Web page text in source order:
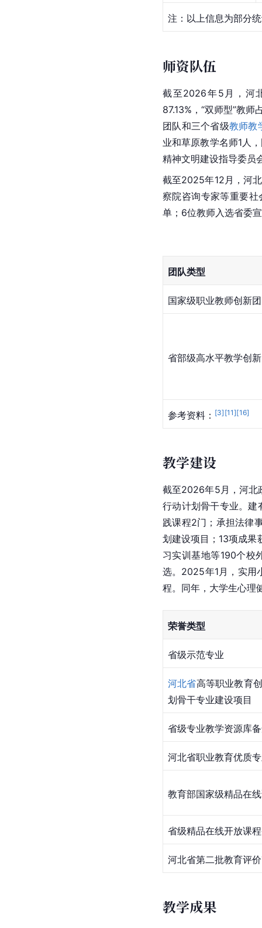
注：以上信息为部分
师资队伍
截至2026年5月，河
87.13%，“双师型”教
团队和三个省级教师教
业和草原教学名师1人
精神文明建设指导委员
截至2025年12月，河
察院咨询专家等重要社
单；6位教师入选省委
团队类型
国家级职业教师创新
省部级高水平教学创
参考资料： [3] [11][16]
教学建设
截至2026年5月，河北
行动计划骨干专业。
践课程2门；承担法律
划建设项目；13项成果
习实训基地等190个校
选。2025年1月，实用
程。同年，大学生心理
荣誉类型
省级示范专业
河北省高等职业教育
划骨干专业建设项目
省级专业教学资源库
河北省职业教育优质
教育部国家级精品在
省级精品在线开放课
河北省第二批教育评
教学成果